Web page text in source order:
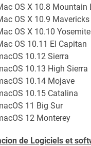
OS X 10.8 Mountain
OS X 10.9 Mavericks
OS X 10.10 Yosemite
OS 10.11 El Capitan
10.12 Sierra
10.13 High Sierra
10.14 Mojave
10.15 Catalina
11 Big Sur
12 Monterey
de Logiciels et